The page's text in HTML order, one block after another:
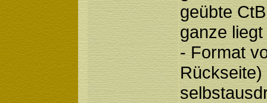
geübte
ganze
- Format
Rückseite)